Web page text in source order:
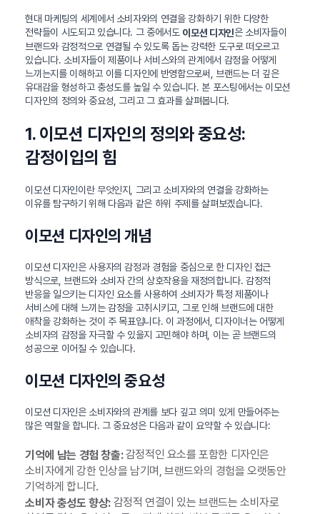
현대 마케팅의 세계에서 소비자와의 연결을 강화하기 위한 다양한
전략들이 시도되고 있습니다. 그 중에서도 이모션 디자인은 소비자들이
브랜드와 감정적으로 연결될 수 있도록 돕는 강력한 도구로 떠오르고
있습니다. 소비자들이 제품이나 서비스와의 관계에서 감정을 어떻게
느끼는지를 이해하고 이를 디자인에 반영함으로써, 브랜드는 더 깊은
유대감을 형성하고 충성도를 높일 수 있습니다. 본 포스팅에서는 이모션
디자인의 정의와 중요성, 그리고 그 효과를 살펴봅니다.
1. 이모션 디자인의 정의와 중요성:
감정이입의 힘
이모션 디자인이란 무엇인지, 그리고 소비자와의 연결을 강화하는
이유를 탐구하기 위해 다음과 같은 하위 주제를 살펴보겠습니다.
이모션 디자인의 개념
이모션 디자인은 사용자의 감정과 경험을 중심으로 한 디자인 접근
방식으로, 브랜드와 소비자 간의 상호작용을 재정의합니다. 감정적
반응을 일으키는 디자인 요소를 사용하여 소비자가 특정 제품이나
서비스에 대해 느끼는 감정을 고취시키고, 그로 인해 브랜드에 대한
애착을 강화하는 것이 주 목표입니다. 이 과정에서, 디자이너는 어떻게
소비자의 감정을 자극할 수 있을지 고민해야 하며, 이는 곧 브랜드의
성공으로 이어질 수 있습니다.
이모션 디자인의 중요성
이모션 디자인은 소비자와의 관계를 보다 깊고 의미 있게 만들어주는
많은 역할을 합니다. 그 중요성은 다음과 같이 요약할 수 있습니다:
기억에 남는 경험 창출:감정적인 요소를 포함한 디자인은
소비자에게 강한 인상을 남기며, 브랜드와의 경험을 오랫동안
기억하게 합니다.
소비자 충성도 향상:감정적 연결이 있는 브랜드는 소비자로